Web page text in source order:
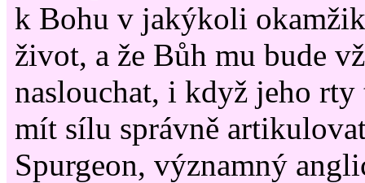
k Bohu v jakýkoli
život, a že Bůh mu bude
naslouchat, i když jeho rty
mít sílu správně
Spurgeon, významný